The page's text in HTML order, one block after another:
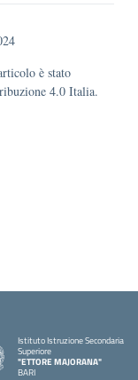
è stato
4.0 Italia.
Istituto Istruzione Secondaria
Superiore
"ETTORE MAJORANA"
BARI